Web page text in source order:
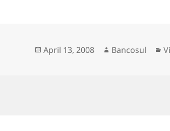
Posted
April 13, 2008 Author
Bancosul